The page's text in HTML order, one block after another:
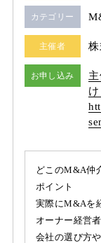
カテゴリー
主催者
お申し込み
どこのM&A仲
ポイント
実際にM&Aを
オーナー経営
会社の選び方